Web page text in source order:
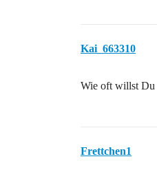
Kai_663310
Wie oft willst Du
Frettchen1